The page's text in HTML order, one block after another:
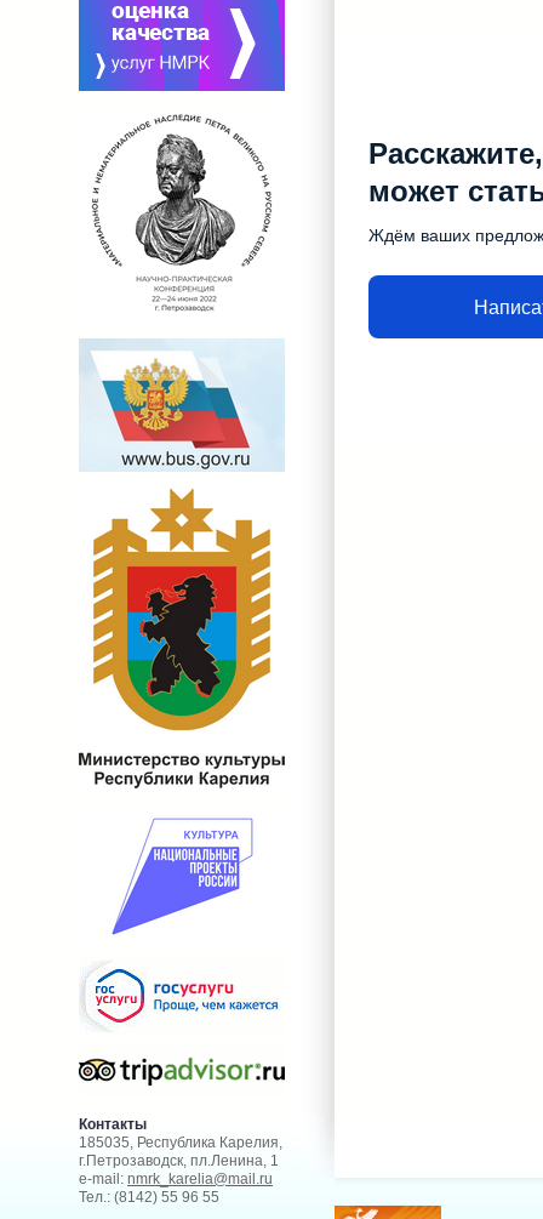
может
Ждём ваших
Контакты
185035, Республика Карелия,
г.Петрозаводск, пл.Ленина, 1
e-mail: nmrk_karelia@mail.ru
Тел.: (8142) 55 96 55